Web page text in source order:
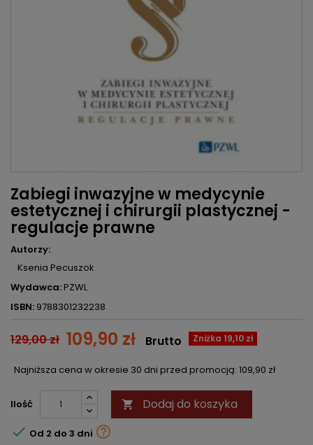
Zabiegi inwazyjne w medycynie
estetycznej i chirurgii plastycznej -
regulacje prawne
Autorzy:
Ksenia Pecuszok
Wydawca:PZWL
ISBN: 9788301232238
129,00 zł 109,90 zł Zniżka 19,10 zł
Brutto
Najniższa cena w okresie 30 dni przed promocją: 109,90 zł
Ilość  Dodaj do koszyka
 Od 2 do 3 dni 